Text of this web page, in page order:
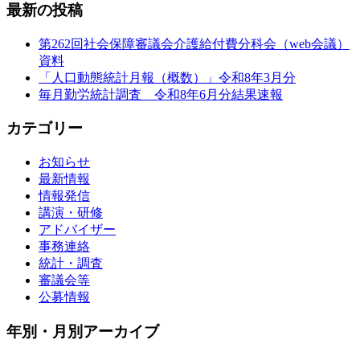
最新の投稿
第262回社会保障審議会介護給付費分科会（web会議）
資料
「人口動態統計月報（概数）」令和8年3月分
毎月勤労統計調査 令和8年6月分結果速報
カテゴリー
お知らせ
最新情報
情報発信
講演・研修
アドバイザー
事務連絡
統計・調査
審議会等
公募情報
年別・月別アーカイブ